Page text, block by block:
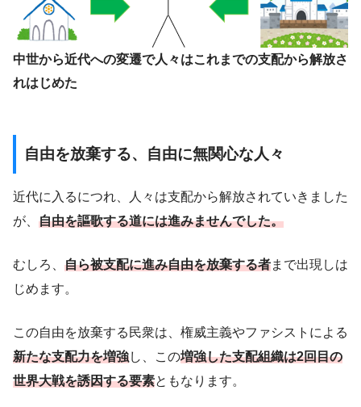
中世から近代への変遷で人々はこれまでの支配から解放さ
れはじめた
自由を放棄する、自由に無関心な人々
近代に入るにつれ、人々は支配から解放されていきました
が、 自由を謳歌する道には進みませんでした。
むしろ、 自ら被支配に進み自由を放棄する者まで出現しは
じめます。
この自由を放棄する民衆は、権威主義やファシストによる
新たな支配力を増強し、この増強した支配組織は2回目の
世界大戦を誘因する要素ともなります。